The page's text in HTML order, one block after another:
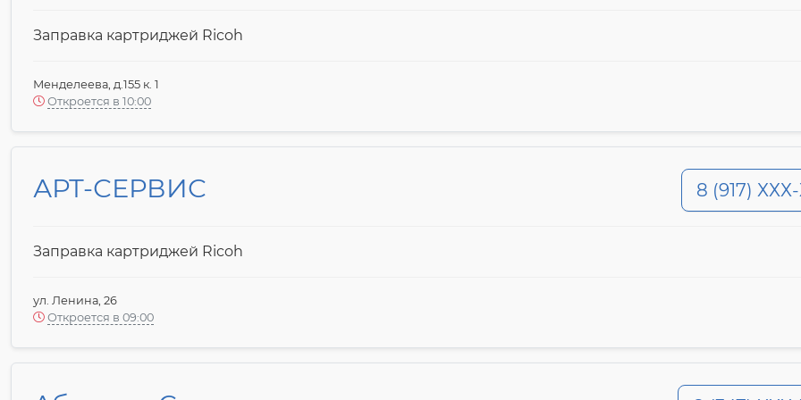
Заправка картриджей Ricoh
Менделеева, д.155 к. 1
Откроется в 10:00
АРТ-СЕРВИС 8 (917)
Заправка картриджей Ricoh
ул. Ленина, 26
Откроется в 09:00